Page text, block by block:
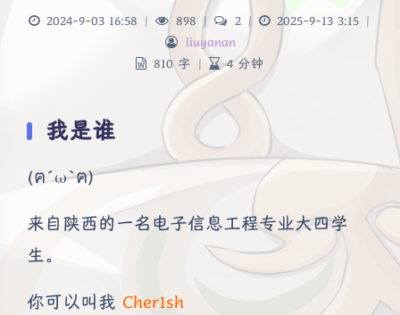
2024-9-03 16:58 | 898 | 2 | 2025-9-13 3:15 |
liuyanan
810 字 | 4 分钟
我是谁
(ฅ´ω`ฅ)
来自陕西的一名电子信息工程专业大四学
生。
你可以叫我 Cher1sh